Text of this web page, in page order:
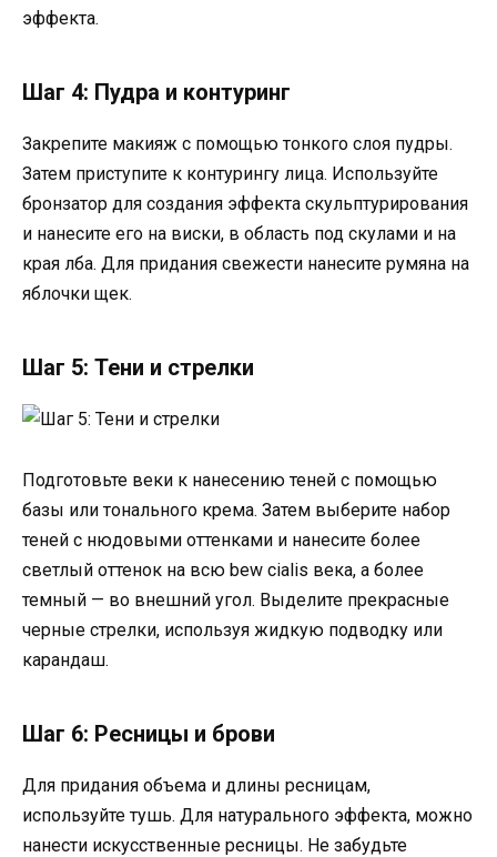
эффекта.
Шаг 4: Пудра и контуринг
Закрепите макияж с помощью тонкого слоя пудры.
Затем приступите к контурингу лица. Используйте
бронзатор для создания эффекта скульптурирования
и нанесите его на виски, в область под скулами и на
края лба. Для придания свежести нанесите румяна на
яблочки щек.
Шаг 5: Тени и стрелки
Подготовьте веки к нанесению теней с помощью
базы или тонального крема. Затем выберите набор
теней с нюдовыми оттенками и нанесите более
светлый оттенок на всю bew cialis века, а более
темный — во внешний угол. Выделите прекрасные
черные стрелки, используя жидкую подводку или
карандаш.
Шаг 6: Ресницы и брови
Для придания объема и длины ресницам,
используйте тушь. Для натурального эффекта, можно
нанести искусственные ресницы. Не забудьте